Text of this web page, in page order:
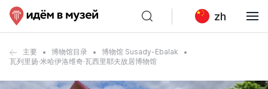
zh
主要 博物馆目录
博物馆 Susady-Ebalak
瓦列里扬·米哈伊洛维奇·瓦西里耶夫故居博物馆